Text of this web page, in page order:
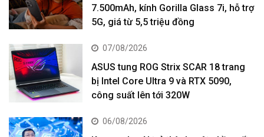
7.500mAh, kính Gorilla Glass 7i, hỗ trợ
5G, giá từ 5,5 triệu đồng
07/08/2026
ASUS tung ROG Strix SCAR 18 trang
bị Intel Core Ultra 9 và RTX 5090,
công suất lên tới 320W
06/08/2026